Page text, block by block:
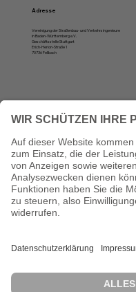
Adresse
Vereinigung der Straßenbau- und Verkehrsingenieure
in Baden-Württemberg e.V.
Geschäftsstelle Stuttgart
Erich-Herion-Straße 1
70736 Fellbach
Montag, Dienstag und Donnerstag:
10 bis 12 Uhr und von 13 bis 16 Uhr
Die VSVI Baden-Württemberg ist Mitglied der Bundesvereinigung